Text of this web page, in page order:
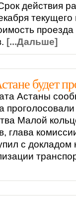
действия
проезда
[...Дальше]
будет
Астаны
Малой
глава
с докладом